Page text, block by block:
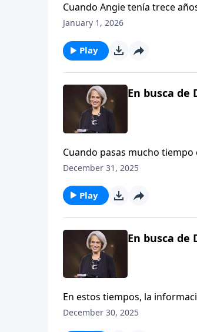
Cuando Angie tenía trece
Dios intervino en esa oscura
Wolgemuth.
January 1, 2026
Play
En busca de
Cuando pasas mucho
has notado? Entonces,
December 31, 2025
Play
En busca de
En estos tiempos, la
impacte tu corazón. Pero si
December 30, 2025